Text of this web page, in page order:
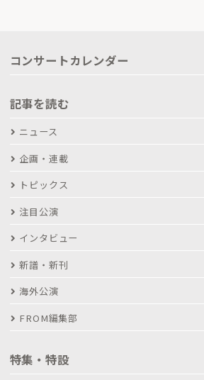
コンサートカレンダー
記事を読む
ニュース
企画・連載
トピックス
注目公演
インタビュー
新譜・新刊
海外公演
FROM編集部
特集・特設